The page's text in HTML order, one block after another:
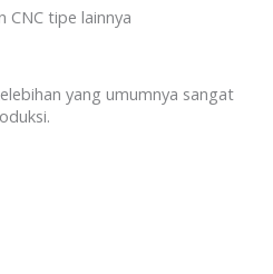
CNC tipe lainnya
yang umumnya sangat